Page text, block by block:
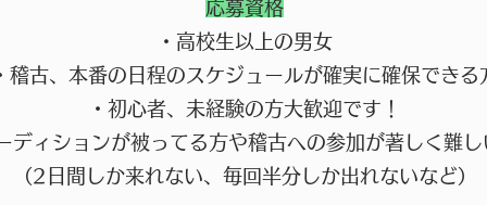
応募資格
・高校生以上の男女
稽古、本番の日程のスケジュールが確実に確保できる
・初心者、未経験の方大歓迎です！
ィションが被ってる方や稽古への参加が著しく難し
（2日間しか来れない、毎回半分しか出れないなど）